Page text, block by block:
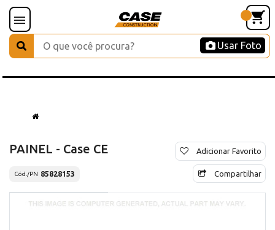
Usar Foto
PAINEL - Case CE
Cód./PN 85828153
Adicionar Favorito
Compartilhar